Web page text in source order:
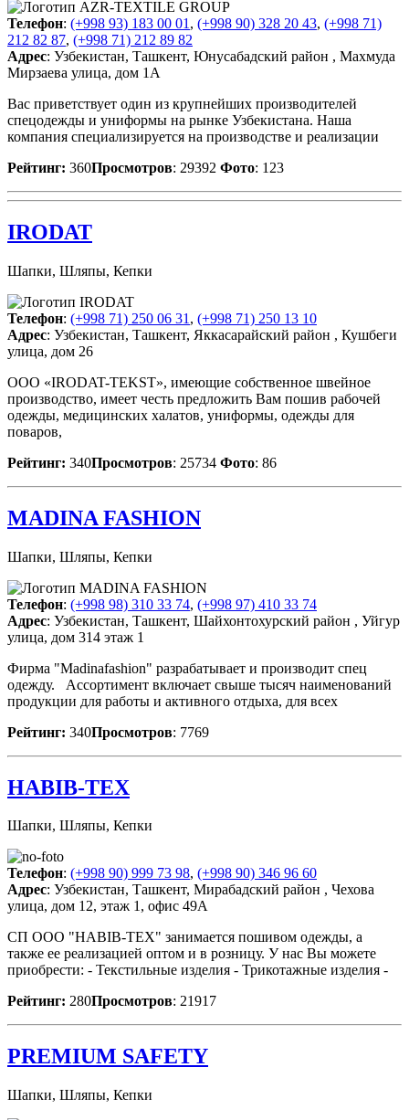
Телефон: (+998 93) 183 00 01 , (+998 90) 328 20 43, (+998 71)
212 82 87, (+998 71) 212 89 82
Адрес: Узбекистан, Ташкент, Юнусабадский район , Махмуда
Мирзаева улица, дом 1А
Вас приветствует один из крупнейших производителей
спецодежды и униформы на рынке Узбекистана. Наша
компания специализируется на производстве и реализации
Рейтинг: 360Просмотров: 29392 Фото: 123
IRODAT
Шапки, Шляпы, Кепки
Телефон: (+998 71) 250 06 31 , (+998 71) 250 13 10
Адрес: Узбекистан, Ташкент, Яккасарайский район , Кушбеги
улица, дом 26
ООО «IRODAT-TEKST», имеющие собственное швейное
производство, имеет честь предложить Вам пошив рабочей
одежды, медицинских халатов, униформы, одежды для
поваров,
Рейтинг: 340Просмотров: 25734 Фото: 86
MADINA FASHION
Шапки, Шляпы, Кепки
Телефон: (+998 98) 310 33 74, (+998 97) 410 33 74
Адрес: Узбекистан, Ташкент, Шайхонтохурский район , Уйгур
улица, дом 314 этаж 1
Фирма "Madinafashion" разрабатывает и производит спец
одежду. Ассортимент включает свыше тысяч наименований
продукции для работы и активного отдыха, для всех
Рейтинг: 340Просмотров: 7769
HABIB-TEX
Шапки, Шляпы, Кепки
Телефон: (+998 90) 999 73 98, (+998 90) 346 96 60
Адрес: Узбекистан, Ташкент, Мирабадский район , Чехова
улица, дом 12, этаж 1, офис 49А
СП ООО "HABIB-TEX" занимается пошивом одежды, а
также ее реализацией оптом и в розницу. У нас Вы можете
приобрести: - Текстильные изделия - Трикотажные изделия -
Рейтинг: 280Просмотров: 21917
PREMIUM SAFETY
Шапки, Шляпы, Кепки